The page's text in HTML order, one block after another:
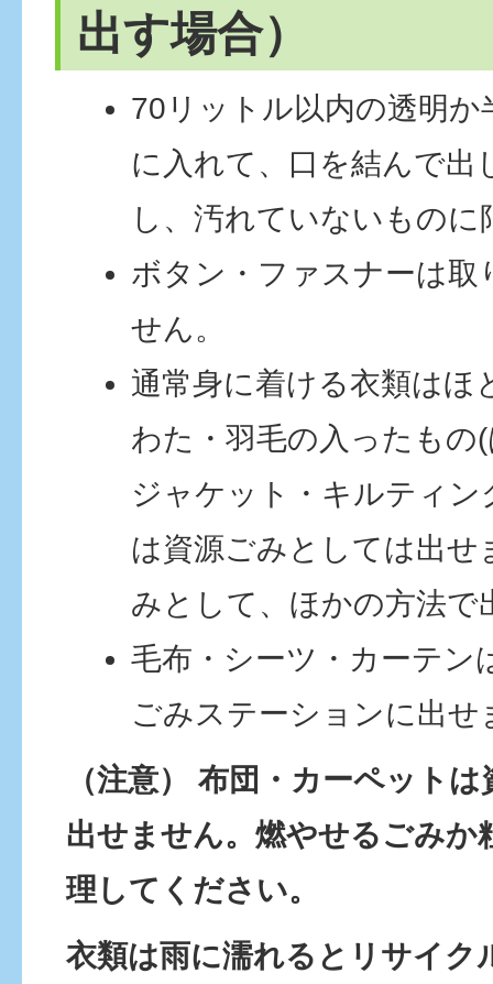
出す場合）
70リットル以内の透明
に入れて、口を結んで出
し、汚れていないものに
ボタン・ファスナーは取
せん。
通常身に着ける衣類はほ
わた・羽毛の入ったもの
ジャケット・キルティ
は資源ごみとしては出せ
みとして、ほかの方法で
毛布・シーツ・カーテン
ごみステーションに出せ
（注意） 布団・カーペット
出せません。燃やせるごみか
理してください。
衣類は雨に濡れるとリサイク